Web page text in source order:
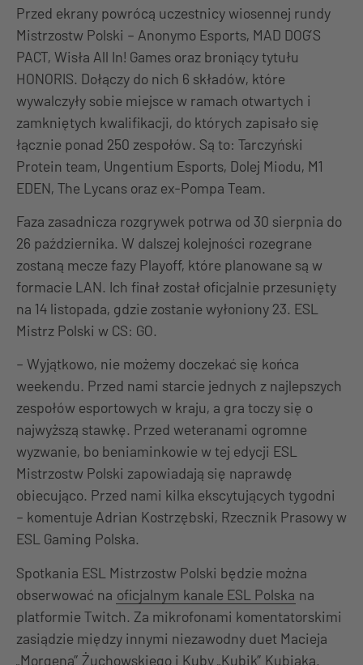
Przed ekrany powrócą uczestnicy wiosennej rundy
Mistrzostw Polski – Anonymo Esports, MAD DOG’S
PACT, Wisła All In! Games oraz broniący tytułu
HONORIS. Dołączy do nich 6 składów, które
wywalczyły sobie miejsce w ramach otwartych i
zamkniętych kwalifikacji, do których zapisało się
łącznie ponad 250 zespołów. Są to: Tarczyński
Protein team, Ungentium Esports, Dolej Miodu, M1
EDEN, The Lycans oraz ex-Pompa Team.
Faza zasadnicza rozgrywek potrwa od 30 sierpnia do
26 października. W dalszej kolejności rozegrane
zostaną mecze fazy Playoff, które planowane są w
formacie LAN. Ich finał został oficjalnie przesunięty
na 14 listopada, gdzie zostanie wyłoniony 23. ESL
Mistrz Polski w CS: GO.
– Wyjątkowo, nie możemy doczekać się końca
weekendu. Przed nami starcie jednych z najlepszych
zespołów esportowych w kraju, a gra toczy się o
najwyższą stawkę. Przed weteranami ogromne
wyzwanie, bo beniaminkowie w tej edycji ESL
Mistrzostw Polski zapowiadają się naprawdę
obiecująco. Przed nami kilka ekscytujących tygodni
– komentuje Adrian Kostrzębski, Rzecznik Prasowy w
ESL Gaming Polska.
Spotkania ESL Mistrzostw Polski będzie można
obserwować na oficjalnym kanale ESL Polska na
platformie Twitch. Za mikrofonami komentatorskimi
zasiądzie między innymi niezawodny duet Macieja
„Morgena” Żuchowskiego i Kuby „Kubik” Kubiaka.